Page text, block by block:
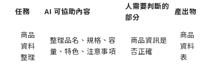
任務 AI 可協助內容
人需要判斷的
部分
產出物
商品
資料
整理
整理品名、規格、容
量、特色、注意事項
商品資訊是
否正確
商品
資料
表